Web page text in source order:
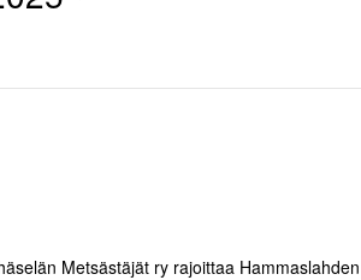
Metsästäjät ry rajoittaa Hammaslahden